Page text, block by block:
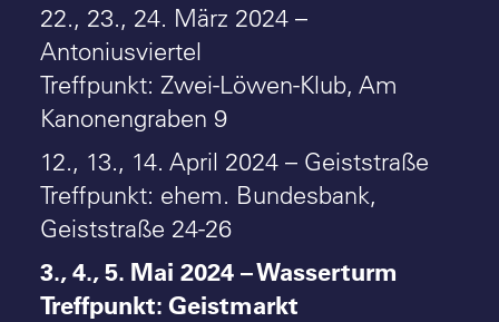
22., 23., 24. März 2024 –
Antoniusviertel
Treffpunkt: Zwei-Löwen-Klub, Am
Kanonengraben 9
12., 13., 14. April 2024 – Geiststraße
Treffpunkt: ehem. Bundesbank,
Geiststraße 24-26
3., 4., 5. Mai 2024 – Wasserturm
Treffpunkt: Geistmarkt